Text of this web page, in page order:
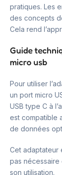
pratiques. Les
des concepts
Cela rend
Guide
micro usb
Pour utiliser
un port micro
USB type C à
est compatible
de données
Cet adaptateur
pas nécessaire
son utilisation.